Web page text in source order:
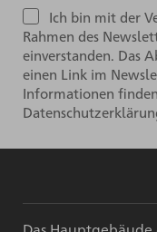
Ich bin mit der
Rahmen des
einverstanden. Das
einen Link im
Informationen